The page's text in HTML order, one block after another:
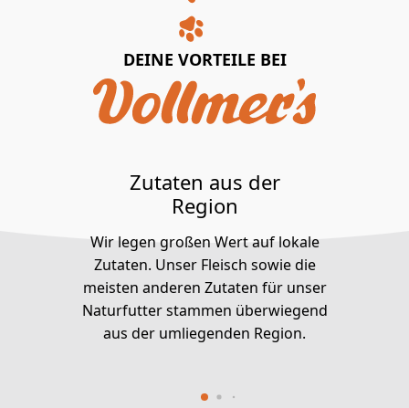
DEINE VORTEILE BEI
Zutaten aus der
Region
Wir legen großen Wert auf lokale
Zutaten. Unser Fleisch sowie die
meisten anderen Zutaten für unser
Naturfutter stammen überwiegend
aus der umliegenden Region.